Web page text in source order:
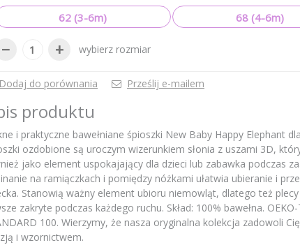
62 (3-6m) 68 (4-6m)
− + wybierz rozmiar
Dodaj do porównania Prześlij e-mailem
produktu
i praktyczne bawełniane śpioszki New Baby Happy Elephant
ozdobione są uroczym wizerunkiem słonia z uszami 3D,
jako element uspokajający dla dzieci lub zabawka podczas
na ramiączkach i pomiędzy nóżkami ułatwia ubieranie i
Stanowią ważny element ubioru niemowląt, dlatego też
zakryte podczas każdego ruchu. Skład: 100% bawełna. OEKO-
100. Wierzymy, że nasza oryginalna kolekcja zadowoli
i wzornictwem.